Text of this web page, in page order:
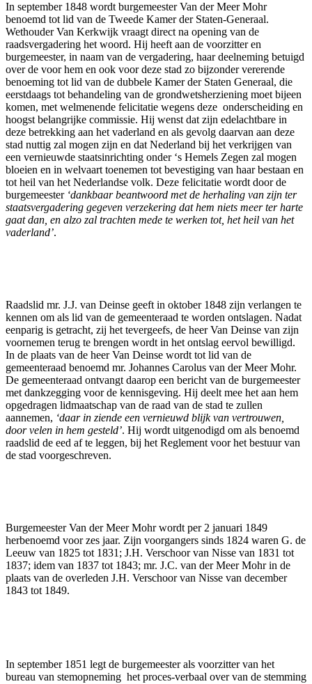
In september 1848 wordt burgemeester Van der Meer Mohr
benoemd tot lid van de Tweede Kamer der Staten-Generaal.
Wethouder Van Kerkwijk vraagt direct na opening van de
raadsvergadering het woord. Hij heeft aan de voorzitter en
burgemeester, in naam van de vergadering, haar deelneming betuigd
over de voor hem en ook voor deze stad zo bijzonder vererende
benoeming tot lid van de dubbele Kamer der Staten Generaal, die
eerstdaags tot behandeling van de grondwetsherziening moet bijeen
komen, met welmenende felicitatie wegens deze onderscheiding en
hoogst belangrijke commissie. Hij wenst dat zijn edelachtbare in
deze betrekking aan het vaderland en als gevolg daarvan aan deze
stad nuttig zal mogen zijn en dat Nederland bij het verkrijgen van
een vernieuwde staatsinrichting onder ‘s Hemels Zegen zal mogen
bloeien en in welvaart toenemen tot bevestiging van haar bestaan en
tot heil van het Nederlandse volk. Deze felicitatie wordt door de
burgemeester ‘dankbaar beantwoord met de herhaling van zijn ter
staatsvergadering gegeven verzekering dat hem niets meer ter harte
gaat dan, en alzo zal trachten mede te werken tot, het heil van het
vaderland’.
Raadslid mr. J.J. van Deinse geeft in oktober 1848 zijn verlangen te
kennen om als lid van de gemeenteraad te worden ontslagen. Nadat
eenparig is getracht, zij het tevergeefs, de heer Van Deinse van zijn
voornemen terug te brengen wordt in het ontslag eervol bewilligd.
In de plaats van de heer Van Deinse wordt tot lid van de
gemeenteraad benoemd mr. Johannes Carolus van der Meer Mohr.
De gemeenteraad ontvangt daarop een bericht van de burgemeester
met dankzegging voor de kennisgeving. Hij deelt mee het aan hem
opgedragen lidmaatschap van de raad van de stad te zullen
aannemen, ‘daar in ziende een vernieuwd blijk van vertrouwen,
door velen in hem gesteld’. Hij wordt uitgenodigd om als benoemd
raadslid de eed af te leggen, bij het Reglement voor het bestuur van
de stad voorgeschreven.
Burgemeester Van der Meer Mohr wordt per 2 januari 1849
herbenoemd voor zes jaar. Zijn voorgangers sinds 1824 waren G. de
Leeuw van 1825 tot 1831; J.H. Verschoor van Nisse van 1831 tot
1837; idem van 1837 tot 1843; mr. J.C. van der Meer Mohr in de
plaats van de overleden J.H. Verschoor van Nisse van december
1843 tot 1849.
In september 1851 legt de burgemeester als voorzitter van het
bureau van stemopneming het proces-verbaal over van de stemming